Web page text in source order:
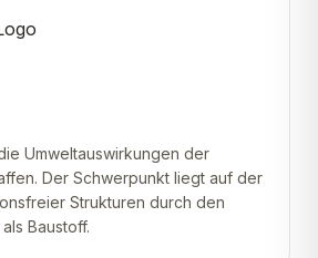
Umweltauswirkungen der
Der Schwerpunkt liegt auf der
Strukturen durch den
Baustoff.